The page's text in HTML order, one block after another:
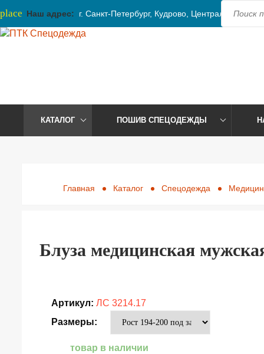
place Наш адрес: г. Санкт-Петербург, Кудрово, Центральная, 41
КАТАЛОГ ПОШИВ СПЕЦОДЕЖДЫ
Главная Каталог Спецодежда
Блуза медицинская
Артикул: ЛС 3214.17
Размеры:
товар в наличии